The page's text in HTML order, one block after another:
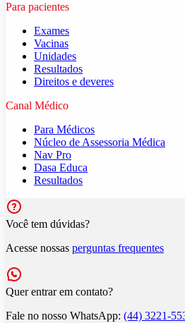
Para pacientes
Exames
Vacinas
Unidades
Resultados
Direitos e deveres
Canal Médico
Para Médicos
Núcleo de Assessoria Médica
Nav Pro
Dasa Educa
Resultados
Você tem dúvidas?
Acesse nossas perguntas frequentes
Quer entrar em contato?
Fale no nosso WhatsApp: (44) 3221-